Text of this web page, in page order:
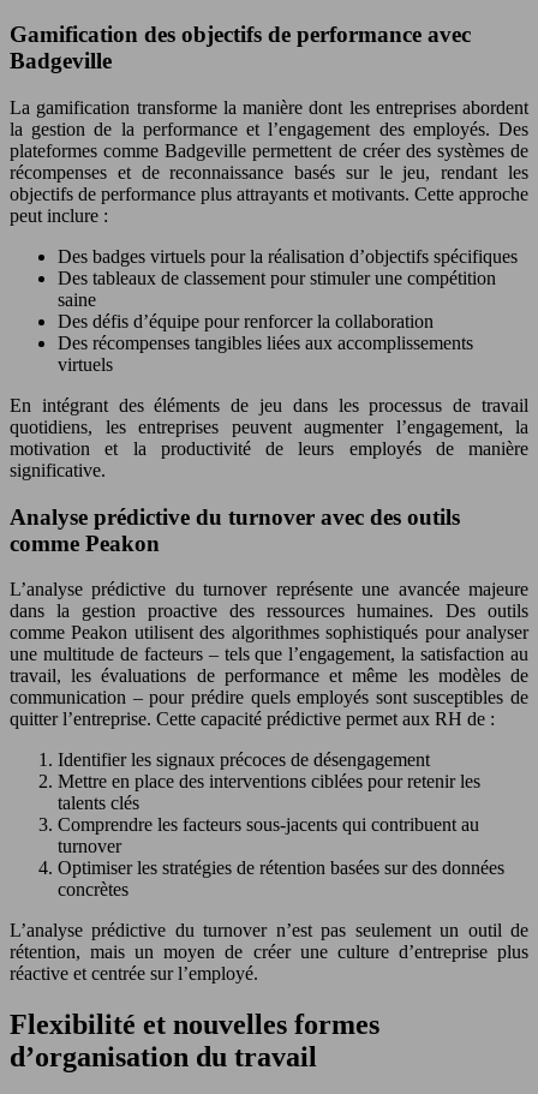
Gamification des objectifs de performance avec
Badgeville
La gamification transforme la manière dont les entreprises abordent
la gestion de la performance et l’engagement des employés. Des
plateformes comme Badgeville permettent de créer des systèmes de
récompenses et de reconnaissance basés sur le jeu, rendant les
objectifs de performance plus attrayants et motivants. Cette approche
peut inclure :
Des badges virtuels pour la réalisation d’objectifs spécifiques
Des tableaux de classement pour stimuler une compétition
saine
Des défis d’équipe pour renforcer la collaboration
Des récompenses tangibles liées aux accomplissements
virtuels
En intégrant des éléments de jeu dans les processus de travail
quotidiens, les entreprises peuvent augmenter l’engagement, la
motivation et la productivité de leurs employés de manière
significative.
Analyse prédictive du turnover avec des outils
comme Peakon
L’analyse prédictive du turnover représente une avancée majeure
dans la gestion proactive des ressources humaines. Des outils
comme Peakon utilisent des algorithmes sophistiqués pour analyser
une multitude de facteurs – tels que l’engagement, la satisfaction au
travail, les évaluations de performance et même les modèles de
communication – pour prédire quels employés sont susceptibles de
quitter l’entreprise. Cette capacité prédictive permet aux RH de :
Identifier les signaux précoces de désengagement
Mettre en place des interventions ciblées pour retenir les
talents clés
Comprendre les facteurs sous-jacents qui contribuent au
turnover
Optimiser les stratégies de rétention basées sur des données
concrètes
L’analyse prédictive du turnover n’est pas seulement un outil de
rétention, mais un moyen de créer une culture d’entreprise plus
réactive et centrée sur l’employé.
Flexibilité et nouvelles formes
d’organisation du travail